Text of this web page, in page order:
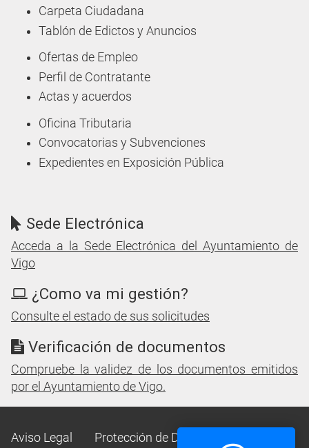
Carpeta Ciudadana
Tablón de Edictos y Anuncios
Ofertas de Empleo
Perfil de Contratante
Actas y acuerdos
Oficina Tributaria
Convocatorias y Subvenciones
Expedientes en Exposición Pública
Sede Electrónica
Acceda a la Sede Electrónica del Ayuntamiento de
Vigo
¿Como va mi gestión?
Consulte el estado de sus solicitudes
Verificación de documentos
Compruebe la validez de los documentos emitidos
por el Ayuntamiento de Vigo.
Aviso Legal Protección de Datos